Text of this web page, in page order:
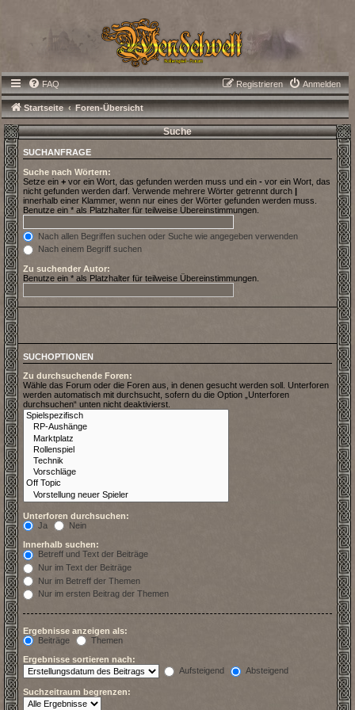
FAQ Anmelden
Registrieren
Startseite Foren-Übersicht
Suche
SUCHANFRAGE
Suche nach Wörtern:
Setze ein + vor ein Wort, das gefunden werden muss und ein - vor ein Wort, das
nicht gefunden werden darf. Verwende mehrere Wörter getrennt durch |
innerhalb einer Klammer, wenn nur eines der Wörter gefunden werden muss.
Benutze ein * als Platzhalter für teilweise Übereinstimmungen.
Nach allen Begriffen suchen oder Suche wie angegeben verwenden
Nach einem Begriff suchen
Zu suchender Autor:
Benutze ein * als Platzhalter für teilweise Übereinstimmungen.
SUCHOPTIONEN
Zu durchsuchende Foren:
Wähle das Forum oder die Foren aus, in denen gesucht werden soll. Unterforen
werden automatisch mit durchsucht, sofern du die Option „Unterforen
durchsuchen“ unten nicht deaktivierst.
Unterforen durchsuchen:
Ja
Nein
Innerhalb suchen:
Betreff und Text der Beiträge
Nur im Text der Beiträge
Nur im Betreff der Themen
Nur im ersten Beitrag der Themen
Ergebnisse anzeigen als:
Beiträge
Themen
Ergebnisse sortieren nach:
Aufsteigend
Absteigend
Suchzeitraum begrenzen: